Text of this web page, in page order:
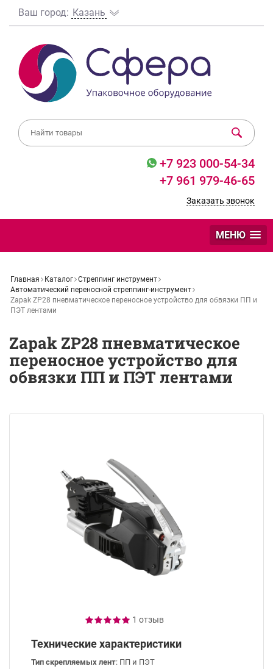
Ваш город: Казань
+7 923 000-54-34
+7 961 979-46-65
Заказать звонок
МЕНЮ
Главная Каталог Стреппинг инструмент
Автоматический переносной стреппинг-инструмент
Zapak ZP28 пневматическое переносное устройство для обвязки ПП и
ПЭТ лентами
Zapak ZP28 пневматическое
переносное устройство для
обвязки ПП и ПЭТ лентами
1 отзыв
Технические характеристики
Тип скрепляемых лент: ПП и ПЭТ